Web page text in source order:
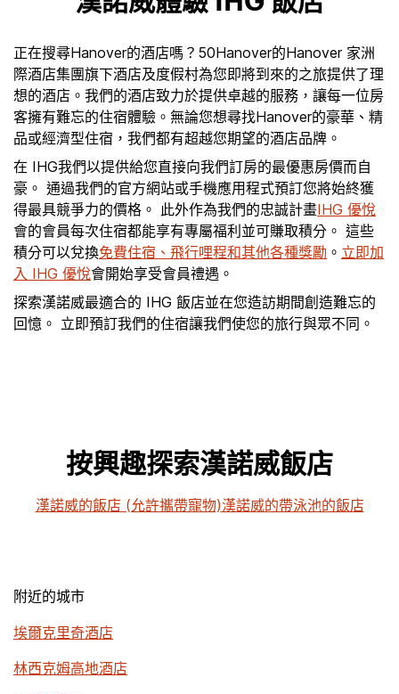
正在搜尋Hanover的酒店嗎？50Hanover的Hanover 家洲
際酒店集團旗下酒店及度假村為您即將到來的之旅提供了理
想的酒店。我們的酒店致力於提供卓越的服務，讓每一位房
客擁有難忘的住宿體驗。無論您想尋找Hanover的豪華、精
品或經濟型住宿，我們都有超越您期望的酒店品牌。
在 IHG我們以提供給您直接向我們訂房的最優惠房價而自
豪。 通過我們的官方網站或手機應用程式預訂您將始終獲
得最具競爭力的價格。 此外作為我們的忠誠計畫IHG 優悅
會的會員每次住宿都能享有專屬福利並可賺取積分。 這些
積分可以兌換免費住宿、飛行哩程和其他各種獎勵 。 立即加
入 IHG 優悅會開始享受會員禮遇。
探索漢諾威最適合的 IHG 飯店並在您造訪期間創造難忘的
回憶。 立即預訂我們的住宿讓我們使您的旅行與眾不同。
按興趣探索漢諾威飯店
漢諾威的飯店 (允許攜帶寵物)漢諾威的帶泳池的飯店
附近的城市
埃爾克里奇酒店
林西克姆高地酒店